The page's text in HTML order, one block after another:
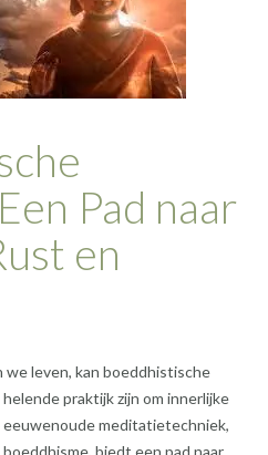
Pad naar
en
leven, kan boeddhistische
praktijk zijn om innerlijke
meditatietechniek,
biedt een pad naar